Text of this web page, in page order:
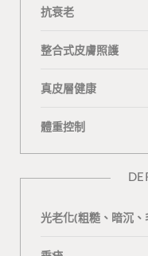
抗衰老
整合式皮膚照護
真皮層健康
體重控制
光老化(粗糙、暗沉、